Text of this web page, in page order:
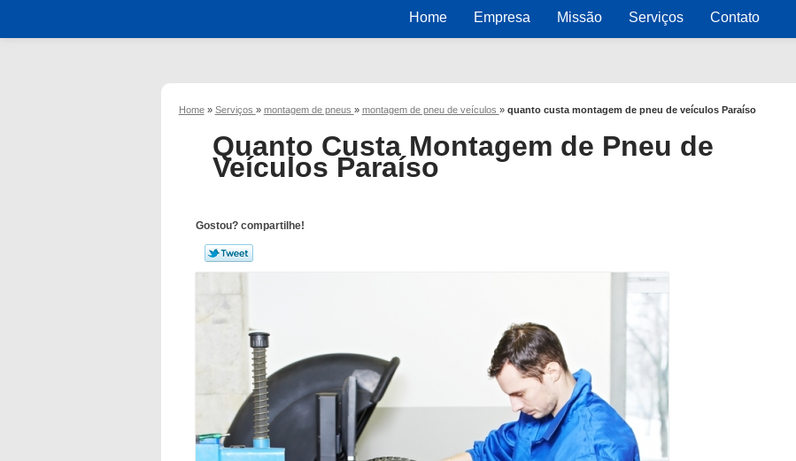
Home Empresa Missão Serviços Contato
Home » Serviços » montagem de pneus » montagem de pneu de veículos » quanto custa montagem de pneu de veículos Paraíso
Quanto Custa Montagem de Pneu de
Veículos Paraíso
Gostou? compartilhe!